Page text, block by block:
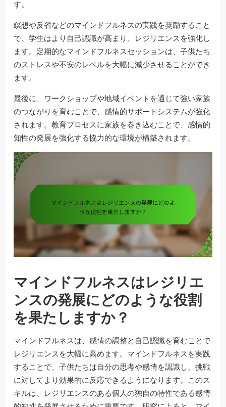
す。
瞑想や反省などのマインドフルネスの実践を奨励すること
で、学生はより自己認識が高まり、レジリエンスを強化し
ます。定期的なマインドフルネスセッションは、子供たち
のストレスや不安のレベルを大幅に減少させることができ
ます。
最後に、ワークショップや地域イベントを通じて強い家族
のつながりを育むことで、感情的サポートシステムが強化
されます。教育プロセスに家族を巻き込むことで、感情的
知性の発展を強化する協力的な環境が構築されます。
マインドフルネスはレジリエ
ンスの発展にどのような役割
を果たしますか？
マインドフルネスは、感情の調整と自己認識を育むことで
レジリエンスを大幅に高めます。マインドフルネスを実践
することで、子供たちは自分の思考や感情を認識し、挑戦
に対してより効果的に反応できるようになります。このス
キルは、レジリエンスのある個人の独自の特性である感情